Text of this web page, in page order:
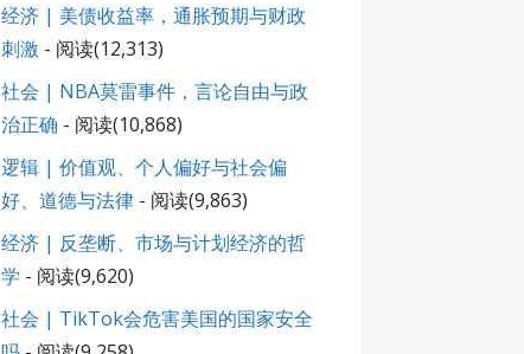
经济 | 美债收益率，通胀预期与财政
刺激 - 阅读(12,313)
社会 | NBA莫雷事件，言论自由与政
治正确 - 阅读(10,868)
逻辑 | 价值观、个人偏好与社会偏
好、道德与法律- 阅读(9,863)
经济 | 反垄断、市场与计划经济的哲
学 - 阅读(9,620)
社会 | TikTok会危害美国的国家安全